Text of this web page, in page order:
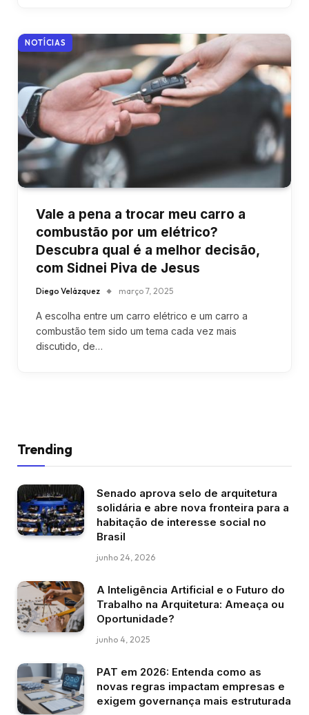
NOTÍCIAS
Vale a pena a trocar meu carro a
combustão por um elétrico?
Descubra qual é a melhor decisão,
com Sidnei Piva de Jesus
Diego Velázquez março 7, 2025
A escolha entre um carro elétrico e um carro a
combustão tem sido um tema cada vez mais
discutido, de…
Trending
Senado aprova selo de arquitetura
solidária e abre nova fronteira para a
habitação de interesse social no
Brasil
junho 24, 2026
A Inteligência Artificial e o Futuro do
Trabalho na Arquitetura: Ameaça ou
Oportunidade?
junho 4, 2025
PAT em 2026: Entenda como as
novas regras impactam empresas e
exigem governança mais estruturada